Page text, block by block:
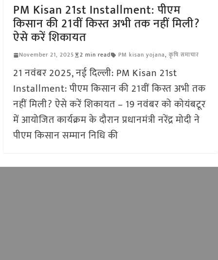
PM Kisan 21st Installment: पीएम
किसान की 21वीं किस्त अभी तक नहीं मिली?
ऐसे करें शिकायत
November 21, 2025 2 min read PM kisan yojana, कृषि समाचार
21 नवंबर 2025, नई दिल्ली: PM Kisan 21st
Installment: पीएम किसान की 21वीं किस्त अभी तक
नहीं मिली? ऐसे करें शिकायत – 19 नवंबर को कोयंबटूर
में आयोजित कार्यक्रम के दौरान प्रधानमंत्री नरेंद्र मोदी ने
पीएम किसान सम्मान निधि की